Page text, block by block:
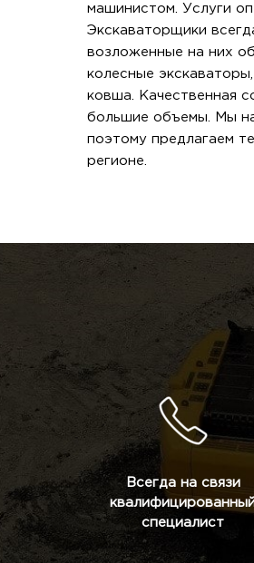
машинистом. Услуги
Экскаваторщики
возложенные на них
колесные
ковша. Качественная
большие объемы. Мы
поэтому предлагаем
регионе.
Всегда на связи
специалист